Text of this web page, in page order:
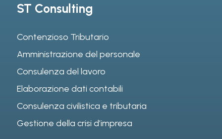
ST Consulting
Contenzioso Tributario
Amministrazione del personale
Consulenza del lavoro
Elaborazione dati contabili
Consulenza civilistica e tributaria
Gestione della crisi d’impresa